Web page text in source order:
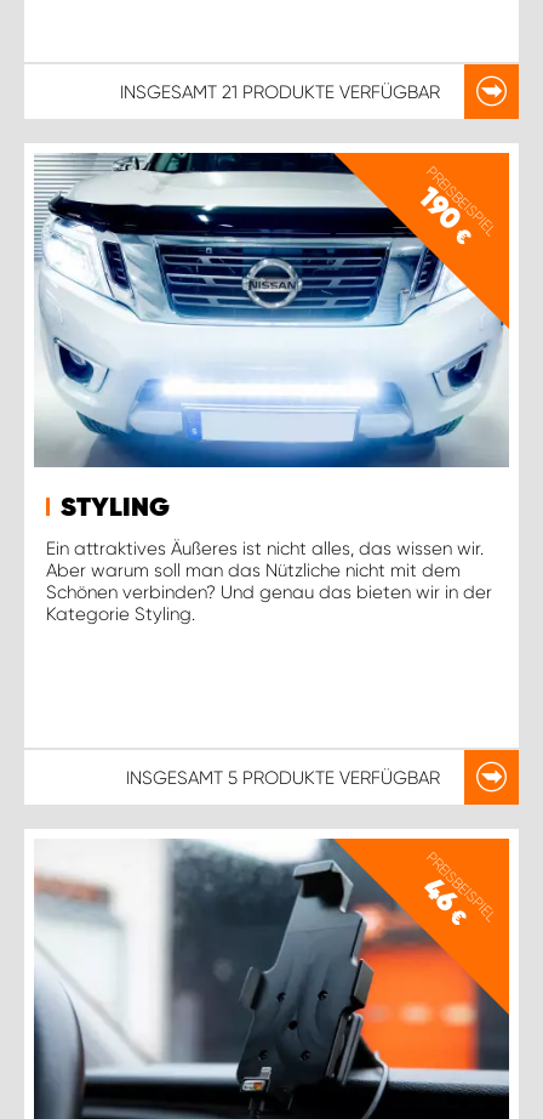
INSGESAMT 21 PRODUKTE VERFÜGBAR
PREISBEISPIEL
190
€
STYLING
Ein attraktives Äußeres ist nicht alles, das wissen wir.
Aber warum soll man das Nützliche nicht mit dem
Schönen verbinden? Und genau das bieten wir in der
Kategorie Styling.
INSGESAMT 5 PRODUKTE VERFÜGBAR
PREISBEISPIEL
46
€